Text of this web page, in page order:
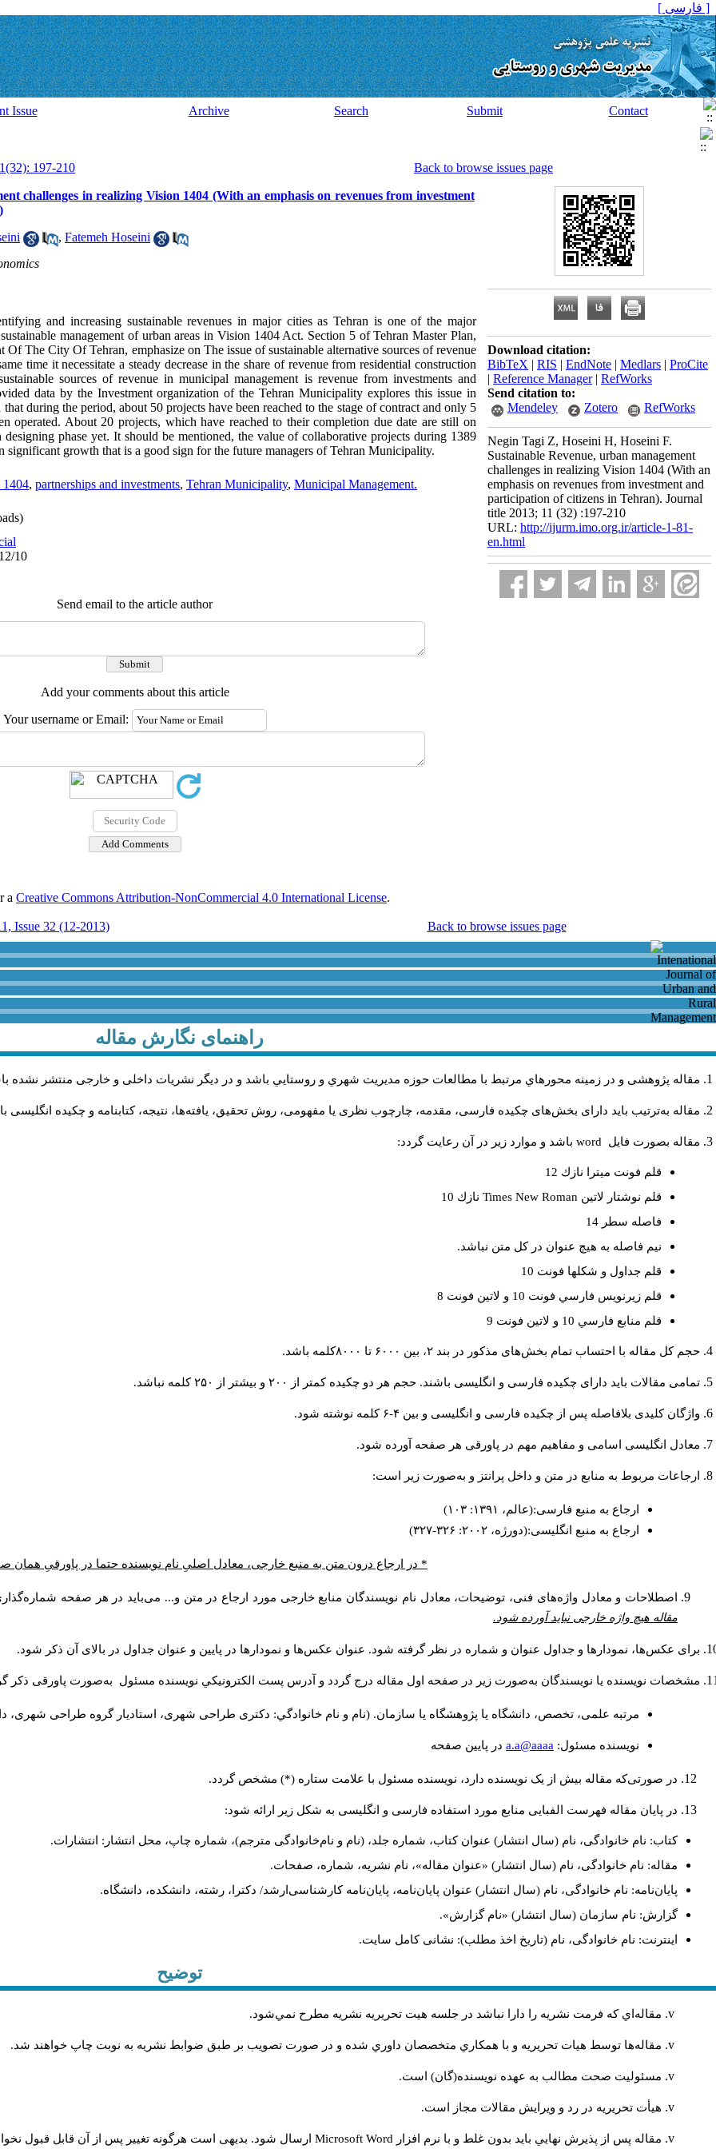
[ فارسی ]
Issue Archive Search Submit Contact
197-210
Back to browse issues page
challenges in realizing Vision 1404 (With an emphasis on revenues from investment
, Fatemeh Hoseini
and increasing sustainable revenues in major cities as Tehran is one of the major
management of urban areas in Vision 1404 Act. Section 5 of Tehran Master Plan,
The City Of Tehran, emphasize on The issue of sustainable alternative sources of revenue
time it necessitate a steady decrease in the share of revenue from residential construction
sources of revenue in municipal management is revenue from investments and
data by the Investment organization of the Tehran Municipality explores this issue in
during the period, about 50 projects have been reached to the stage of contract and only 5
operated. About 20 projects, which have reached to their completion due date are still on
designing phase yet. It should be mentioned, the value of collaborative projects during 1389
significant growth that is a good sign for the future managers of Tehran Municipality.
1404, partnerships and investments, Tehran Municipality, Municipal Management.
10
Send email to the article author
Add your comments about this article
Your username or Email:
Download citation:
BibTeX | RIS | EndNote | Medlars | ProCite
| Reference Manager| RefWorks
Send citation to:
Mendeley
Zotero RefWorks
Negin Tagi Z, Hoseini H, Hoseini F.
Sustainable Revenue, urban management
challenges in realizing Vision 1404 (With an
emphasis on revenues from investment and
participation of citizens in Tehran). Journal
title 2013; 11 (32) :197-210
URL: http://ijurm.imo.org.ir/article-1-81-
en.html
a Creative Commons Attribution-NonCommercial 4.0 International License.
Issue 32 (12-2013) Back to browse issues page
راهنمای نگارش مقاله
مقاله پژوهشی و در زمینه محورهاي مرتبط با مطالعات حوزه مديريت شهري و روستايي باشد و در دیگر نشریات داخلی و خارجی منتشر نشده
مقاله به‌ترتیب باید دارای بخش‌های چکیده فارسی، مقدمه، چارچوب نظری یا مفهومی، روش تحقیق، یافته‌ها، نتیجه، کتابنامه و چکیده انگلیسی
مقاله بصورت فايل word باشد و موارد زير در آن رعايت گردد:
قلم فونت ميترا نازك 12
قلم نوشتار لاتين Times New Roman نازك 10
فاصله سطر 14
نيم فاصله به هيچ عنوان در كل متن نباشد.
قلم جداول و شكلها فونت 10
قلم زيرنويس فارسي فونت 10 و لاتين فونت 8
قلم منابع فارسي 10 و لاتين فونت 9
حجم کل مقاله با احتساب تمام بخش‌های مذکور در بند ۲، بین ۶۰۰۰ تا ۸۰۰۰کلمه باشد.
تمامی مقالات باید دارای چکیده فارسی و انگلیسی باشند. حجم هر دو چکیده کمتر از ۲۰۰ و بیشتر از ۲۵۰ کلمه نباشد.
واژگان کلیدی بلافاصله پس از چکیده فارسی و انگلیسی و بین ۴-۶ کلمه نوشته شود.
معادل انگلیسی اسامی و مفاهیم مهم در پاورقی هر صفحه آورده شود.
ارجاعات مربوط به منابع در متن و داخل پرانتز و به‌صورت زیر است:
ارجاع به منبع فارسی:(عالم، ۱۳۹۱: ۱۰۳)
ارجاع به منبع انگلیسی:(دورژه، ۲۰۰۲: ۳۲۶-۳۲۷)
* در ارجاع درون متن به منبع خارجی، معادل اصلیِ نام نویسنده حتما در پاورقیِ همان
اصطلاحات و معادل واژه‌های فنی، توضیحات، معادل نام نویسندگان منابع خارجی مورد ارجاع در متن و... می‌باید در هر صفحه
مقاله هیچ واژه خارجی نباید آورده شود.
برای عکس‌ها، نمودارها و جداول عنوان و شماره در نظر گرفته شود. عنوان عکس‌ها و نمودارها در پایین و عنوان جداول در بالای آن ذکر شود.
مشخصات نویسنده یا نویسندگان به‌صورت زیر در صفحه اول مقاله درج گردد و آدرس پست الكترونيكي نويسنده مسئول به‌صورت پاورقی ذکر
مرتبه علمی، تخصص، دانشگاه یا پژوهشگاه یا سازمان. (نام و نام خانوادگي: دکتری طراحی شهری، استادیار گروه طراحی شهری،
نويسنده مسئول: a.a@aaaa در پايين صفحه
در صورتی‌که مقاله بیش از یک نویسنده دارد، نویسنده مسئول با علامت ستاره (*) مشخص گردد.
در پایان مقاله فهرست الفبایی منابع مورد استفاده فارسی و انگلیسی به شکل زیر ارائه شود:
کتاب: نام خانوادگی، نام (سال انتشار) عنوان کتاب، شماره جلد، (نام و نام‌خانوادگی مترجم)، شماره چاپ، محل انتشار: انتشارات.
مقاله: نام خانوادگی، نام (سال انتشار) «عنوان مقاله»، نام نشریه، شماره، صفحات.
پایان‌نامه: نام خانوادگی، نام (سال انتشار) عنوان پایان‌نامه، پایان‌نامه کارشناسی‌ارشد/ دکترا، رشته، دانشکده، دانشگاه.
گزارش: نام سازمان (سال انتشار) «نام گزارش».
اینترنت: نام خانوادگی، نام (تاریخ اخذ مطلب): نشانی کامل سایت.
توضیح
مقاله‌اي كه فرمت نشريه را دارا نباشد در جلسه هيت تحريريه نشريه مطرح نمي‌شود.
مقاله‌ها توسط هیات تحريريه و با همکاري متخصصان داوري شده و در صورت تصويب بر طبق ضوابط نشريه به نوبت چاپ خواهند شد.
مسئوليت صحت مطالب به عهده نويسنده(گان) است.
هيأت تحريريه در رد و ويرايش مقالات مجاز است.
مقاله پس از پذيرش نهايي باید بدون غلط و با نرم افزار Microsoft Word ارسال شود. بدیهی است هرگونه تغییر پس از آن قابل قبول